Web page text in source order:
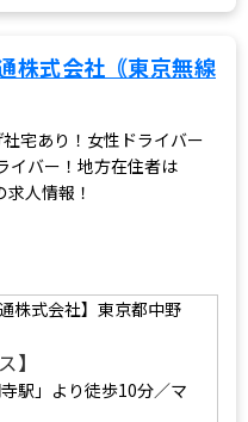
株式会社｟東京無線
宅あり！女性ドライバー
イバー！地方在住者は
人情報！
株式会社】東京都中野
】
駅」より徒歩10分／マ